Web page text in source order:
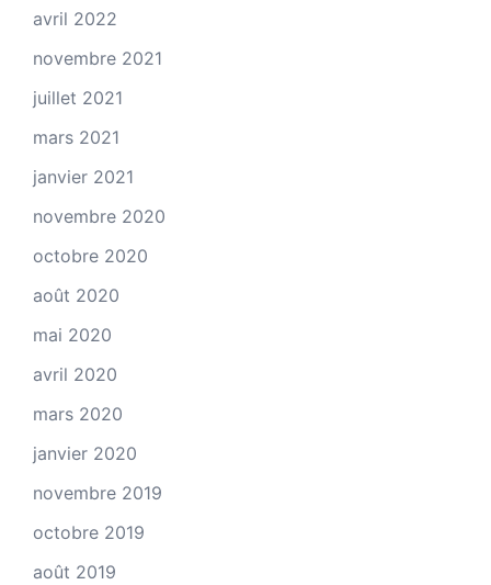
avril 2022
novembre 2021
juillet 2021
mars 2021
janvier 2021
novembre 2020
octobre 2020
août 2020
mai 2020
avril 2020
mars 2020
janvier 2020
novembre 2019
octobre 2019
août 2019